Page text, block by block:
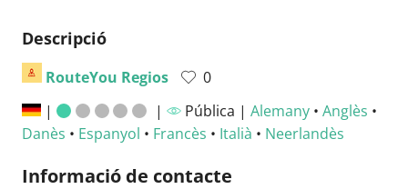
Descripció
RouteYou Regios
0
|
| Pública | Alemany• Anglès •
Danès • Espanyol • Francès • Italià • Neerlandès
Informació de contacte